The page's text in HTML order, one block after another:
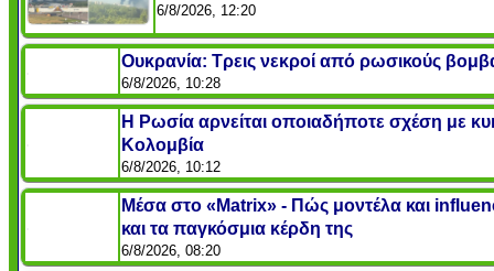
6/8/2026, 12:20
Ουκρανία: Τρεις νεκροί από ρωσικούς
6/8/2026, 10:28
Η Ρωσία αρνείται οποιαδήποτε σχέση με
Κολομβία
6/8/2026, 10:12
Μέσα στο «Matrix» - Πώς μοντέλα και
και τα παγκόσμια κέρδη της
6/8/2026, 08:20